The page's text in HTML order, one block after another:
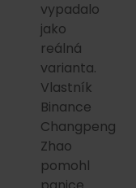
vypadalo
jako
reálná
varianta.
Vlastník
Binance
Changpeng
Zhao
pomohl